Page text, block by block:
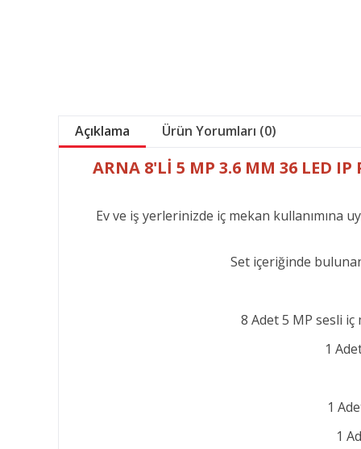
Açıklama Ürün Yorumları (0)
ARNA 8'Lİ 5 MP 3.6 MM 36 LED IP
Ev ve iş yerlerinizde iç mekan kullanımına
Set içeriğinde
8 Adet 5 MP sesli
1
1
1